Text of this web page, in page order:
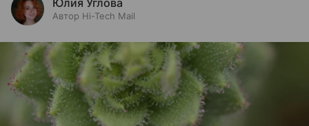
Автор Hi-Tech Mail